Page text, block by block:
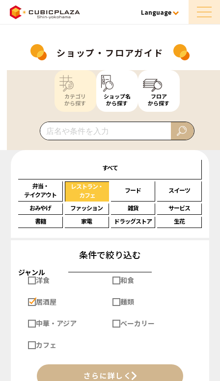
Language
ショップ・フロアガイド
カテゴリ
から探す
ショップ名
から探す
フロア
から探す
すべて
弁当・
テイクアウト
レストラン・
カフェ
フード スイーツ
おみやげ ファッション 雑貨
サービス
書籍
家電 ドラッグストア 生花
条件で絞り込む
ジャンル
洋食
和食
居酒屋 麺類
中華・アジア ベーカリー
カフェ
さらに詳しく